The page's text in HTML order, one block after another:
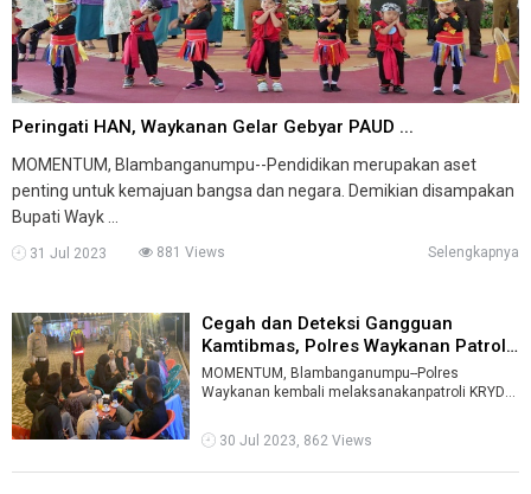
Peringati HAN, Waykanan Gelar Gebyar PAUD ...
MOMENTUM, Blambanganumpu--Pendidikan merupakan aset
penting untuk kemajuan bangsa dan negara. Demikian disampakan
Bupati Wayk ...
31 Jul 2023 881 Views Selengkapnya
Cegah dan Deteksi Gangguan
Kamtibmas, Polres Waykanan Patroli
Mal ...
MOMENTUM, Blambanganumpu--Polres
Waykanan kembali melaksanakanpatroli KRYD
...
30 Jul 2023, 862 Views